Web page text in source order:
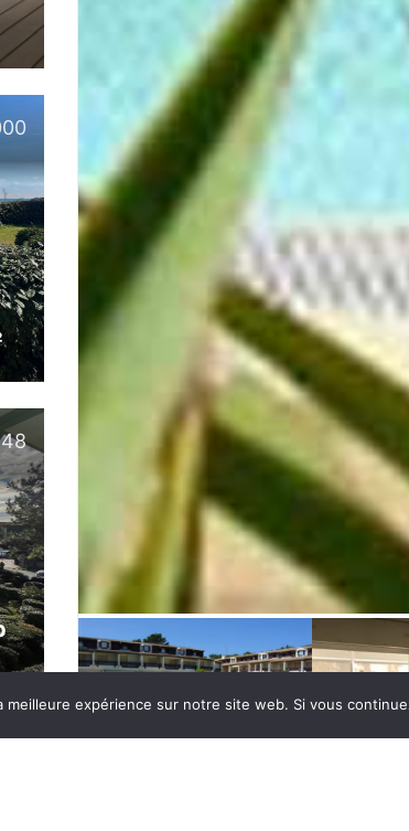
expérience sur notre site web. Si vous